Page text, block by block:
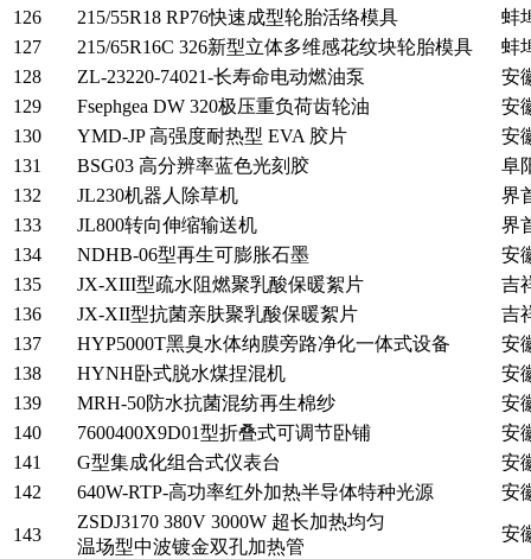
126
215/55R18 RP76快速成型轮胎活络模具
蚌
127
215/65R16C 326新型立体多维感花纹块轮胎模具
蚌
128
ZL-23220-74021-长寿命电动燃油泵
安
129
Fsephgea DW 320极压重负荷齿轮油
安
130
YMD-JP 高强度耐热型 EVA 胶片
安
131
BSG03 高分辨率蓝色光刻胶
阜
132
JL230机器人除草机
界
133
JL800转向伸缩输送机
界
134
NDHB-06型再生可膨胀石墨
安
135
JX-XIII型疏水阻燃聚乳酸保暖絮片
吉
136
JX-XII型抗菌亲肤聚乳酸保暖絮片
吉
137
HYP5000T黑臭水体纳膜旁路净化一体式设备
安
138
HYNH卧式脱水煤捏混机
安
139
MRH-50防水抗菌混纺再生棉纱
安
140
7600400X9D01型折叠式可调节卧铺
安
141
G型集成化组合式仪表台
安
142
640W-RTP-高功率红外加热半导体特种光源 安
143
ZSDJ3170 380V 3000W 超长加热均匀
温场型中波镀金双孔加热管
安